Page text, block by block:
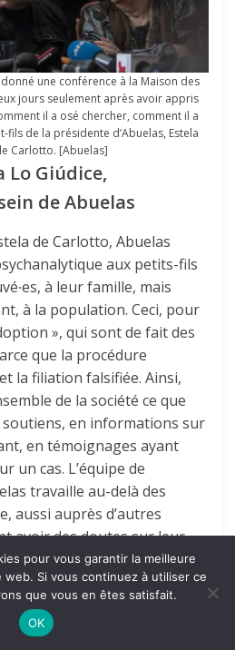
une conférence à la Maison des
jours seulement après avoir appris
il a osé chercher, comment il a
fils de la présidente d’Abuelas, Estela
Carlotto. [Abuelas]
Lo Giúdice,
de Abuelas
de Carlotto, Abuelas
aux petits-fils
à leur famille, mais
à la population. Ceci, pour
», qui sont de fait des
que la procédure
la filiation falsifiée. Ainsi,
de la société ce que
soutiens, en informations sur
en témoignages ayant
un cas. L’équipe de
travaille au-delà des
aussi auprès d’autres
avoir des doutes sur leur
du droit à l’identité et cela
pour vous garantir la meilleure
Si vous continuez à utiliser ce
que vous en êtes satisfait.
OK